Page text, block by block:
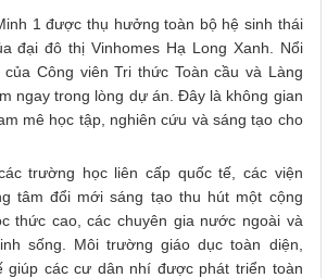
1 được thụ hưởng toàn bộ hệ sinh thái
đại đô thị Vinhomes Hạ Long Xanh. Nổi
Công viên Tri thức Toàn cầu và Làng
ngay trong lòng dự án. Đây là không gian
mê học tập, nghiên cứu và sáng tạo cho
trường học liên cấp quốc tế, các viện
tâm đổi mới sáng tạo thu hút một cộng
thức cao, các chuyên gia nước ngoài và
sống. Môi trường giáo dục toàn diện,
giúp các cư dân nhí được phát triển toàn